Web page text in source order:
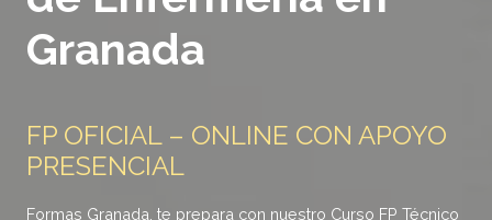
Granada
FP OFICIAL – ONLINE CON APOYO
PRESENCIAL
Formas Granada, te prepara con nuestro Curso FP Técnico